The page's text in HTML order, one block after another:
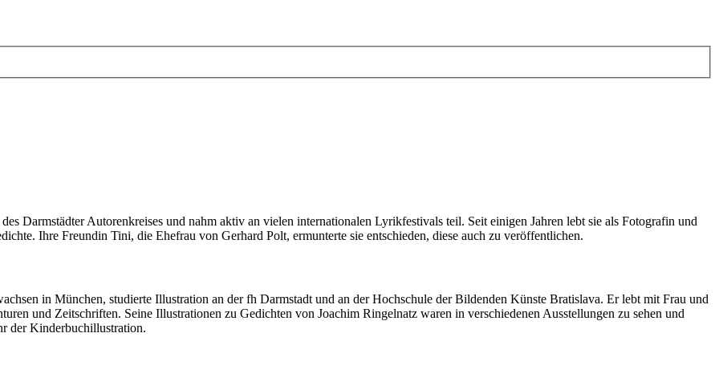
Darmstädter Autorenkreises und nahm aktiv an vielen internationalen Lyrikfestivals teil. Seit einigen Jahren lebt sie als Fotografin und
Ihre Freundin Tini, die Ehefrau von Gerhard Polt, ermunterte sie entschieden, diese auch zu veröffentlichen.
in München, studierte Illustration an der fh Darmstadt und an der Hochschule der Bildenden Künste Bratislava. Er lebt mit Frau und
und Zeitschriften. Seine Illustrationen zu Gedichten von Joachim Ringelnatz waren in verschiedenen Ausstellungen zu sehen und
der Kinderbuchillustration.